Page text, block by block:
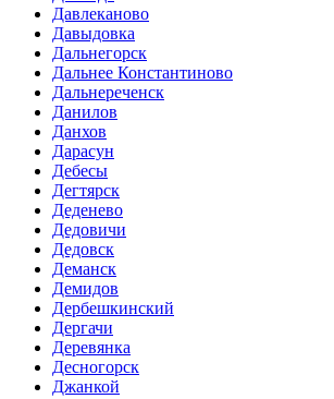
Давлеканово
Давыдовка
Дальнегорск
Дальнее Константиново
Дальнереченск
Данилов
Данхов
Дарасун
Дебесы
Дегтярск
Деденево
Дедовичи
Дедовск
Деманск
Демидов
Дербешкинский
Дергачи
Деревянка
Десногорск
Джанкой